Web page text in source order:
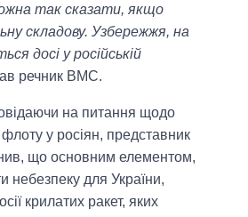
так сказати, якщо
складову. Узбережжя, на
досі у російській
речник ВМС.
на питання щодо
у росіян, представник
що основним елементом,
небезпеку для України,
крилатих ракет, яких